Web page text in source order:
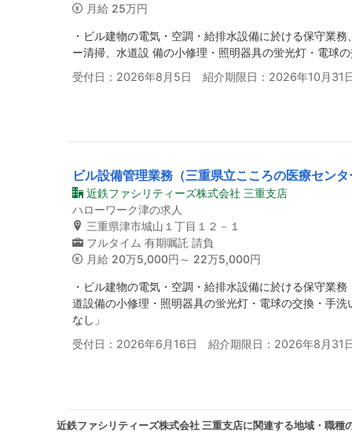
月給 25万円
・ビル建物の電気・空調・給排水設備に於ける保守業
ー清掃、水道設 備の小修理・照明器具の蛍光灯・電球
受付日：2026年8月5日 紹介期限日：2026年10月31
ビル設備管理業務（三重県立こころの医療センタ
近鉄ファシリティーズ株式会社 三重支店
ハローワーク津の求人
三重県津市城山１丁目１２－１
フルタイム 有期嘱託 請負
月給 20万5,000円～ 22万5,000円
・ビル建物の電気・空調・給排水設備に於ける保守業
道設備の小修理・照明器具の蛍光灯・電球の交換・手
なし」
受付日：2026年6月16日 紹介期限日：2026年8月31
近鉄ファシリティーズ株式会社 三重支店に関連する地域・職種